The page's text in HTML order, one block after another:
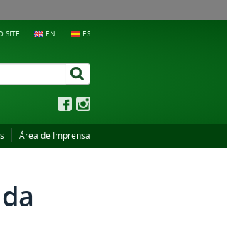
EN ES
SITE
Área de Imprensa